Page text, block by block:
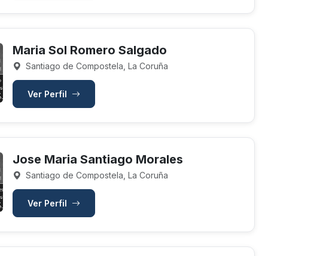
Maria Sol Romero Salgado
Santiago de Compostela, La Coruña
Ver Perfil
Jose Maria Santiago Morales
Santiago de Compostela, La Coruña
Ver Perfil